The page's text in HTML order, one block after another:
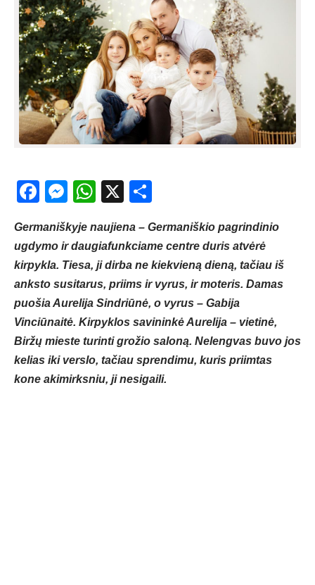
Facebook
Messenger
WhatsApp
X
Germaniškyje naujiena – Germaniškio pagrindinio
ugdymo ir daugiafunkciame centre duris atvėrė
kirpykla. Tiesa, ji dirba ne kiekvieną dieną, tačiau iš
anksto susitarus, priims ir vyrus, ir moteris. Damas
puošia Aurelija Sindriūnė, o vyrus – Gabija
Vinciūnaitė. Kirpyklos savininkė Aurelija – vietinė,
Biržų mieste turinti grožio saloną. Nelengvas buvo jos
kelias iki verslo, tačiau sprendimu, kuris priimtas
kone akimirksniu, ji nesigaili.